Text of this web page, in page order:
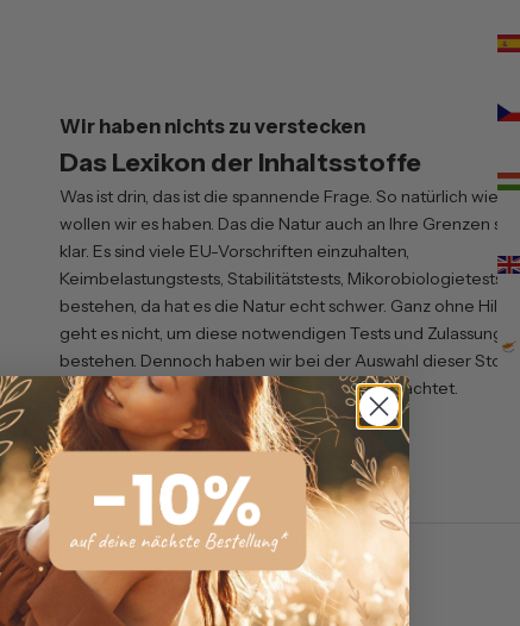
Wir haben nichts zu verstecken
Das Lexikon der Inhaltsstoffe
Was ist drin, das ist die spannende Frage. So natürlich wie
wollen wir es haben. Das die Natur auch an Ihre Grenzen
klar. Es sind viele EU-Vorschriften einzuhalten,
Keimbelastungstests, Stabilitätstests, Mikorobiologietests
bestehen, da hat es die Natur echt schwer. Ganz ohne
geht es nicht, um diese notwendigen Tests und
bestehen. Dennoch haben wir bei der Auswahl dieser
höchste Natürlichkeit und Verträglichkeit geachtet.
die mit falschen Informationen verbreitet
hängen bleibt. Inhaltsstoffe haben eine
werden und aus was sie
und höchster Qualität.